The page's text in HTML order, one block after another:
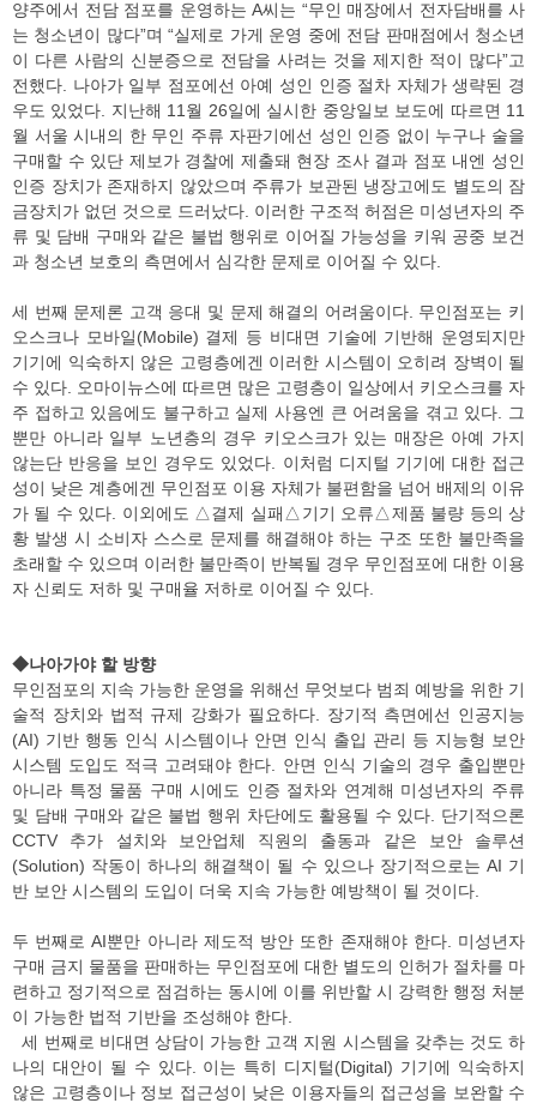
양주에서 전담 점포를 운영하는 A씨는 “무인 매장에서 전자담배를 사
는 청소년이 많다”며 “실제로 가게 운영 중에 전담 판매점에서 청소년
이 다른 사람의 신분증으로 전담을 사려는 것을 제지한 적이 많다”고
전했다. 나아가 일부 점포에선 아예 성인 인증 절차 자체가 생략된 경
우도 있었다. 지난해 11월 26일에 실시한 중앙일보 보도에 따르면 11
월 서울 시내의 한 무인 주류 자판기에선 성인 인증 없이 누구나 술을
구매할 수 있단 제보가 경찰에 제출돼 현장 조사 결과 점포 내엔 성인
인증 장치가 존재하지 않았으며 주류가 보관된 냉장고에도 별도의 잠
금장치가 없던 것으로 드러났다. 이러한 구조적 허점은 미성년자의 주
류 및 담배 구매와 같은 불법 행위로 이어질 가능성을 키워 공중 보건
과 청소년 보호의 측면에서 심각한 문제로 이어질 수 있다.
세 번째 문제론 고객 응대 및 문제 해결의 어려움이다. 무인점포는 키
오스크나 모바일(Mobile) 결제 등 비대면 기술에 기반해 운영되지만
기기에 익숙하지 않은 고령층에겐 이러한 시스템이 오히려 장벽이 될
수 있다. 오마이뉴스에 따르면 많은 고령층이 일상에서 키오스크를 자
주 접하고 있음에도 불구하고 실제 사용엔 큰 어려움을 겪고 있다. 그
뿐만 아니라 일부 노년층의 경우 키오스크가 있는 매장은 아예 가지
않는단 반응을 보인 경우도 있었다. 이처럼 디지털 기기에 대한 접근
성이 낮은 계층에겐 무인점포 이용 자체가 불편함을 넘어 배제의 이유
가 될 수 있다. 이외에도 △결제 실패△기기 오류△제품 불량 등의 상
황 발생 시 소비자 스스로 문제를 해결해야 하는 구조 또한 불만족을
초래할 수 있으며 이러한 불만족이 반복될 경우 무인점포에 대한 이용
자 신뢰도 저하 및 구매율 저하로 이어질 수 있다.
◆나아가야 할 방향
무인점포의 지속 가능한 운영을 위해선 무엇보다 범죄 예방을 위한 기
술적 장치와 법적 규제 강화가 필요하다. 장기적 측면에선 인공지능
(AI) 기반 행동 인식 시스템이나 안면 인식 출입 관리 등 지능형 보안
시스템 도입도 적극 고려돼야 한다. 안면 인식 기술의 경우 출입뿐만
아니라 특정 물품 구매 시에도 인증 절차와 연계해 미성년자의 주류
및 담배 구매와 같은 불법 행위 차단에도 활용될 수 있다. 단기적으론
CCTV 추가 설치와 보안업체 직원의 출동과 같은 보안 솔루션
(Solution) 작동이 하나의 해결책이 될 수 있으나 장기적으로는 AI 기
반 보안 시스템의 도입이 더욱 지속 가능한 예방책이 될 것이다.
두 번째로 AI뿐만 아니라 제도적 방안 또한 존재해야 한다. 미성년자
구매 금지 물품을 판매하는 무인점포에 대한 별도의 인허가 절차를 마
련하고 정기적으로 점검하는 동시에 이를 위반할 시 강력한 행정 처분
이 가능한 법적 기반을 조성해야 한다.
세 번째로 비대면 상담이 가능한 고객 지원 시스템을 갖추는 것도 하
나의 대안이 될 수 있다. 이는 특히 디지털(Digital) 기기에 익숙하지
않은 고령층이나 정보 접근성이 낮은 이용자들의 접근성을 보완할 수